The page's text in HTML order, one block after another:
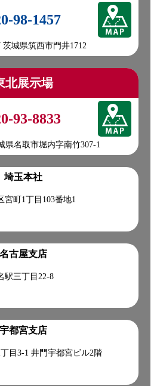
98-1457
茨城県筑西市門井1712
北展示場
93-8833
県名取市堀内字南竹307-1
埼玉本社
宮町1丁目103番地1
名古屋支店
駅三丁目22-8
宇都宮支店
目3-1 井門宇都宮ビル2階